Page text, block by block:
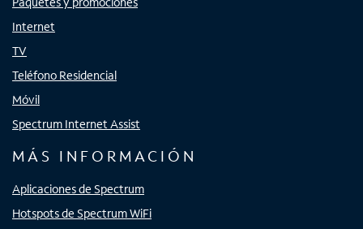
Internet
TV
Teléfono Residencial
Móvil
Spectrum Internet Assist
MÁS INFORMACIÓN
Aplicaciones de Spectrum
Hotspots de Spectrum WiFi